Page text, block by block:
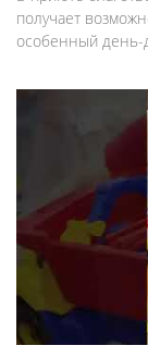
получает
особенный день-